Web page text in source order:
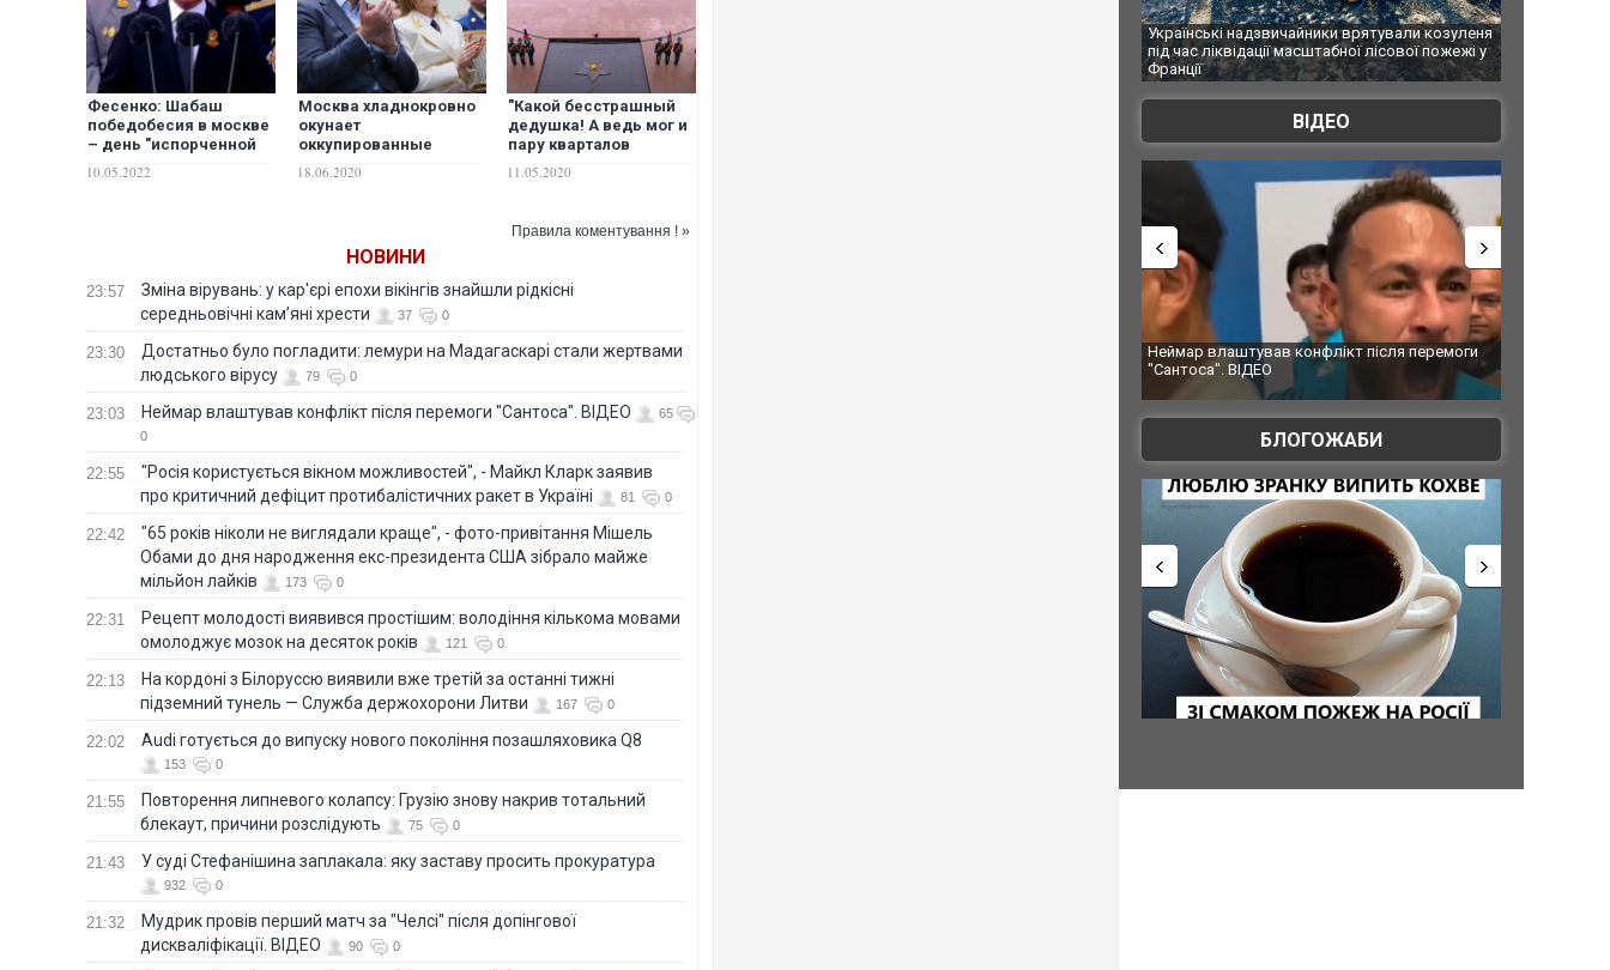
Фесенко: Шабаш
победобесия в москве
– день "испорченной
10.05.2022
Москва хладнокровно
окунает
оккупированные
коронавирусную
18.06.2020
"Какой бесстрашный
дедушка! А ведь мог и
пару кварталов
показали
11.05.2020
Правила коментування ! »
НОВИНИ
23:57
Зміна вірувань: у кар'єрі епохи вікінгів знайшли рідкісні
середньовічні кам’яні хрести
37 0
23:30
Достатньо було погладити: лемури на Мадагаскарі стали жертвами
людського вірусу
79 0
23:03 Неймар влаштував конфлікт після перемоги "Сантоса". ВІДЕО
65
0
22:55
"Росія користується вікном можливостей", - Майкл Кларк заявив
про критичний дефіцит протибалістичних ракет в Україні
81 0
22:42
"65 років ніколи не виглядали краще", - фото-привітання Мішель
Обами до дня народження екс-президента США зібрало майже
мільйон лайків
173 0
22:31
Рецепт молодості виявився простішим: володіння кількома мовами
омолоджує мозок на десяток років
121 0
22:13
На кордоні з Білоруссю виявили вже третій за останні тижні
підземний тунель — Служба держохорони Литви
167 0
22:02 Audi готується до випуску нового покоління позашляховика Q8
153 0
21:55
Повторення липневого колапсу: Грузію знову накрив тотальний
блекаут, причини розслідують
75 0
21:43 У суді Стефанішина заплакала: яку заставу просить прокуратура
932 0
21:32
Мудрик провів перший матч за "Челсі" після допінгової
дискваліфікації. ВІДЕО
90 0
Українські надзвичайники врятували козуленя
під час ліквідації масштабної лісової пожежі у
СБУ за сприяння Нацполіції та
Болгарії затримала міжнародного
ФОТО
ВІДЕО
Неймар влаштував конфлікт після перемоги
Мудрик провів перший матч за "Челсі"
допінгової дискваліфікації. ВІДЕО
БЛОГОЖАБИ